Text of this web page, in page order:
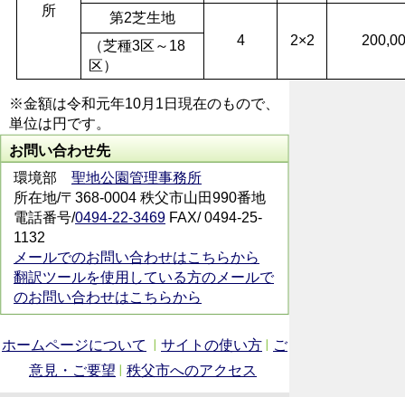
所
第2芝生地
4
2×2
（芝種3区～18
区）
※金額は令和元年10月1日現在のもので、
単位は円です。
お問い合わせ先
環境部 聖地公園管理事務所
所在地/〒368-0004 秩父市山田990番地
電話番号/0494-22-3469 FAX/ 0494-25-
1132
メールでのお問い合わせはこちらから
翻訳ツールを使用している方のメールで
のお問い合わせはこちらから
ホームページについて サイトの使い方
ご
意見・ご要望
秩父市へのアクセス